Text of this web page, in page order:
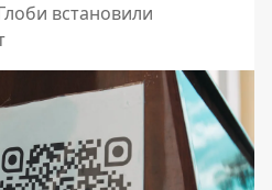
встановили